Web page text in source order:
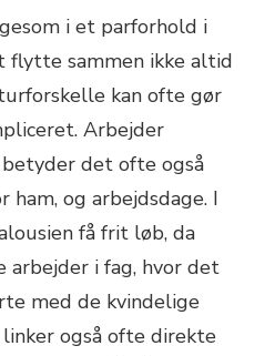
i et parforhold i
flytte sammen ikke altid
kan ofte gør
Arbejder
det ofte også
ham, og arbejdsdage. I
få frit løb, da
arbejder i fag, hvor det
med de kvindelige
også ofte direkte